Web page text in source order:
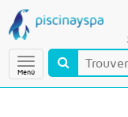
Menú